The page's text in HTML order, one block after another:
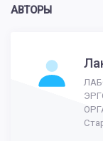
АВТОРЫ